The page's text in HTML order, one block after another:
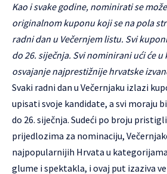
Kao i svake godine, nominirati se
originalnom kuponu koji se na pola
radni dan u Večernjem listu. Svi
do 26. siječnja. Svi nominirani ući će
osvajanje najprestižnije hrvatske
Svaki radni dan u Večernjaku izlazi
upisati svoje kandidate, a svi moraju
do 26. siječnja. Sudeći po broju
prijedlozima za nominaciju,
najpopularnijih Hrvata u
glume i spektakla, i ovaj put izaziva